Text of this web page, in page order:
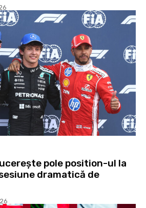
pole position-ul la
dramatică de